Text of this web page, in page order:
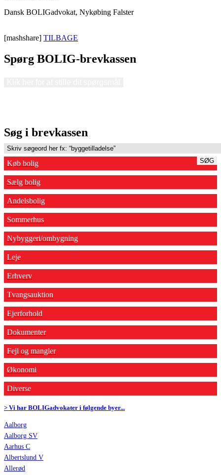
Dansk BOLIGadvokat, Nykøbing Falster
[mashshare] TILBAGE
Spørg BOLIG-brevkassen
Søg i brevkassen
SØG
Køb bolig
Sælg bolig
Andelsbolig
Sommerhus
Nybyggeri/ombygning
Leje
Erhverv
Tvangsauktion
Ejerforhold
Dokumenter
Fejl og mangler
Økonomi
Diverse
> Vi har BOLIGadvokater i følgende byer...
Aalborg
Aalborg SV
Aarhus C
Albertslund V
Allerød